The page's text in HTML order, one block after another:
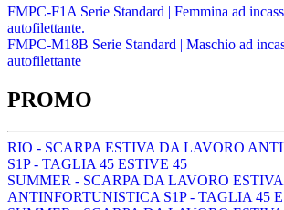
FMPC-F1A Serie Standard | Femmina ad
autofilettante.
FMPC-M18B Serie Standard | Maschio ad
autofilettante
PROMO
RIO - SCARPA ESTIVA DA LAVORO
S1P - TAGLIA 45 ESTIVE 45
SUMMER - SCARPA DA LAVORO ESTIVA
ANTINFORTUNISTICA S1P - TAGLIA 45